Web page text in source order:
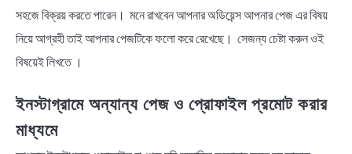
সহজে বিক্রয় করতে পারেন। মনে রাখবেন আপনার অডিয়েন্স আপনার পেজ এর বিষয়
নিয়ে আগ্রহী তাই আপনার পেজটিকে ফলো করে রেখেছে। সেজন্য চেষ্টা করুন ওই
বিষয়েই লিখতে ।
ইনস্টাগ্রামে অন্যান্য পেজ ও প্রোফাইল প্রমোট করার
মাধ্যমে